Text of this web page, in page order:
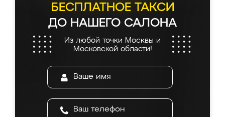
БЕСПЛАТНОЕ ТАКСИ
ДО НАШЕГО САЛОНА
Из любой точки Москвы и
Московской области!